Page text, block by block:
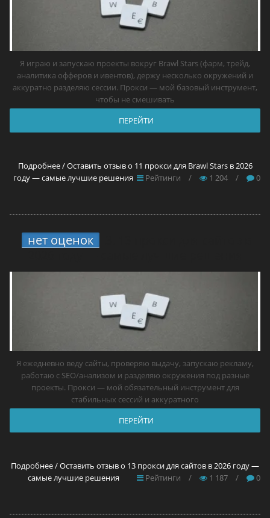
Я играю и запускаю проекты вокруг Brawl Stars (фарм, трейд,
аналитика офферов и ивентов), держу несколько окружений и
аккуратно разделяю сессии. Прокси — мой базовый инструмент,
чтобы не смешивать
ПЕРЕЙТИ
Подробнее / Оставить отзыв о 11 прокси для Brawl Stars в 2026
году — самые лучшие решения
Рейтинги / 1 204 / 0
нет оценок
Я ежедневно веду сайты, проверяю выдачу, запускаю рекламу,
работаю с SEO/анализом и разделяю окружения под разные
проекты. Прокси — мой обязательный инструмент для
стабильных сессий и аккуратного
ПЕРЕЙТИ
Подробнее / Оставить отзыв о 13 прокси для сайтов в 2026 году —
самые лучшие решения
Рейтинги / 1 187 / 0